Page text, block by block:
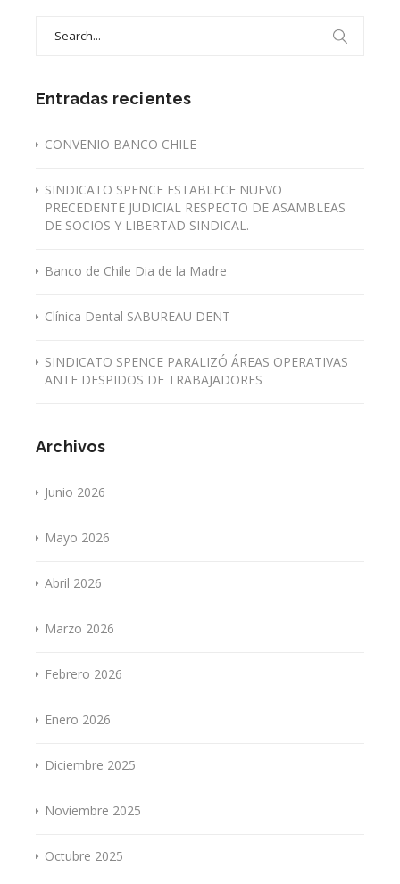
Entradas recientes
CONVENIO BANCO CHILE
SINDICATO SPENCE ESTABLECE NUEVO
PRECEDENTE JUDICIAL RESPECTO DE ASAMBLEAS
DE SOCIOS Y LIBERTAD SINDICAL.
Banco de Chile Dia de la Madre
Clínica Dental SABUREAU DENT
SINDICATO SPENCE PARALIZÓ ÁREAS OPERATIVAS
ANTE DESPIDOS DE TRABAJADORES
Archivos
Junio 2026
Mayo 2026
Abril 2026
Marzo 2026
Febrero 2026
Enero 2026
Diciembre 2025
Noviembre 2025
Octubre 2025